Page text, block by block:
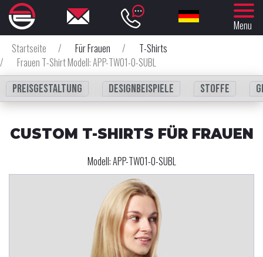
Menu
Startseite
/ Für Frauen /
T-Shirts
/
Frauen T-Shirt Modell: APP-TW01-0-SUBL
Preisgestaltung
Designbeispiele Stoffe
CUSTOM T-SHIRTS FÜR FRAUEN
Modell:APP-TW01-0-SUBL